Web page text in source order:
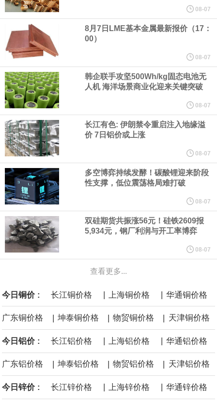
心技术等多项已商业化应用的核心技术并已应用于公司的高性能通
用人形机器人、四足机器人等产品。
美国总统特朗普6日否认他对国防部长赫格塞思不满，称对赫格塞思
所做的工作“非常满意”。特朗普在社交媒体上发帖称，一些媒体有关
他与赫格塞思就弹药短缺问题发生冲突的报道是“完全没有根据的谣
言”，他对赫格塞思所做的工作“非常满意”。
纽约期银突破64美元/盎司，日内涨3.91%。
据报道，威刚近日在法说会上表示，在需求增加、价格走高及货源
稳定的三大有利因素带动下，预期第3季度营运将优于第2季度，并
进一步扩大全年营运成果。
美国国会预算办公室（CBO）于当地时间5日发布报告称，美国海军
计划建造的15艘核动力“特朗普级”（Trump-class）战列舰，从研发
到采购的总费用可能高达2750亿美元，为美国有史以来最昂贵的水
面战舰项目之一。 根据CBO的初步估算，首舰造价约234亿美元，
后续14艘平均每艘约180亿美元。
黄金价格有望录得自今年1月以来最大单周涨幅。油价走弱为金价提
供支撑，同时投资者正等待美国非农就业数据，以寻找美国利率前
08-07
8月7日LME基本金属最新报价（17：
00）
08-07
韩企联手攻坚500Wh/kg固态电池无
人机 海洋场景商业化迎来关键突破
08-07
长江有色: 伊朗禁令重启注入地缘溢
价 7日铝价或上涨
08-07
多空博弈持续发酵！碳酸锂迎来阶段
性支撑，低位震荡格局难打破
08-07
双硅期货共振涨56元！硅铁2609报
5,934元，钢厂利润与开工率博弈
08-07
查看更多...
今日铜价 : 长江铜价格 | 上海铜价格 | 华通铜价格
广东铜价格 | 坤泰铜价格 | 物贸铜价格 | 天津铜价格
今日铝价 : 长江铝价格 上海铝价格 华通铝价格
广东铝价格 | 坤泰铝价格 | 物贸铝价格 | 天津铝价格
今日锌价 : 长江锌价格 上海锌价格 华通锌价格